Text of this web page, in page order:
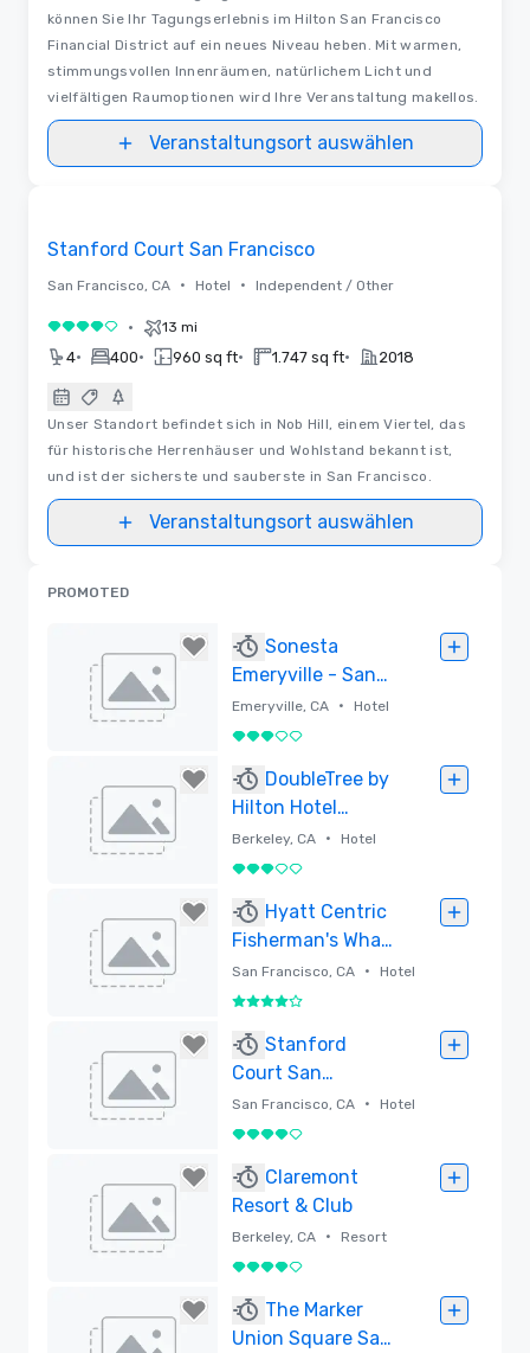
können Sie Ihr Tagungserlebnis im Hilton San Francisco
Financial District auf ein neues Niveau heben. Mit warmen,
stimmungsvollen Innenräumen, natürlichem Licht und
vielfältigen Raumoptionen wird Ihre Veranstaltung makellos.
Veranstaltungsort auswählen
Stanford Court San Francisco
San Francisco, CA • Hotel • Independent / Other
4 von 5 • 13 mi
4• 400• 960 sq ft• 1.747 sq ft• 2018
Unser Standort befindet sich in Nob Hill, einem Viertel, das
für historische Herrenhäuser und Wohlstand bekannt ist,
und ist der sicherste und sauberste in San Francisco.
Veranstaltungsort auswählen
PROMOTED
Sonesta
Emeryville - San
Francisco Bay
Bridge
Emeryville, CA • Hotel
3 von 5
DoubleTree by
Hilton Hotel
Berkeley Marina
Berkeley, CA • Hotel
3 von 5
Hyatt Centric
Fisherman's Wharf
San Francisco -
Newly Renovated
San Francisco, CA • Hotel
4 von 5
Stanford
Court San
Francisco
San Francisco, CA • Hotel
4 von 5
Claremont
Resort & Club
Berkeley, CA • Resort
4 von 5
The Marker
Union Square San